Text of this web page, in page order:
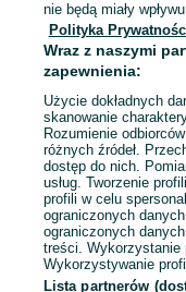
Mapa kategorii
Mapa miejscowości
Mapa ministron
Popularne wyszukiwania
nie będą miały
Polityka
Wraz z naszymi
zapewnienia:
Użycie dokładnych
skanowanie
Rozumienie
różnych źródeł.
dostęp do nich.
usług. Tworzenie
profili w celu
ograniczonych
ograniczonych
treści. Wykorzystanie
Wykorzystywanie
Lista partnerów